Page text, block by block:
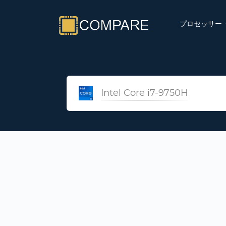
プロセッサー
Intel Core i7-9750H